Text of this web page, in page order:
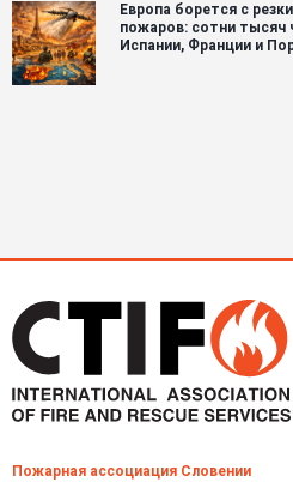
Европа борется с
пожаров: сотни тысяч
Испании, Франции и
Пожарная ассоциация Словении